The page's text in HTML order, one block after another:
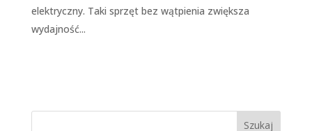
elektryczny. Taki sprzęt bez wątpienia zwiększa
wydajność...